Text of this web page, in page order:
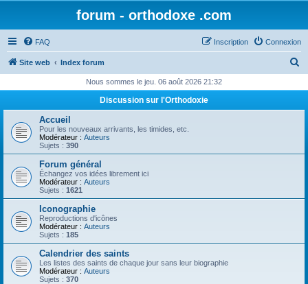
forum - orthodoxe .com
FAQ Connexion
Inscription
Site web Index forum
h
Nous sommes le jeu. 06 août 2026 21:32
Discussion sur l'Orthodoxie
Accueil
Pour les nouveaux arrivants, les timides, etc.
Modérateur : Auteurs
Sujets : 390
Forum général
Échangez vos idées librement ici
Modérateur : Auteurs
Sujets : 1621
Iconographie
Reproductions d'icônes
Modérateur : Auteurs
Sujets : 185
Calendrier des saints
Les listes des saints de chaque jour sans leur biographie
Modérateur : Auteurs
Sujets : 370